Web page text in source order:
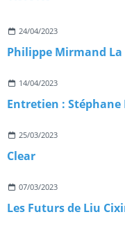
24/04/2023
Philippe Mirmand La
14/04/2023
Entretien : Stéphane
25/03/2023
Clear
07/03/2023
Les Futurs de Liu